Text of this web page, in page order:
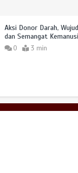
Aksi Donor Darah,
dan Semangat
0 3 min